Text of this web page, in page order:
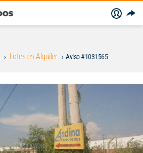
Lotes en Alquiler Aviso #1031565